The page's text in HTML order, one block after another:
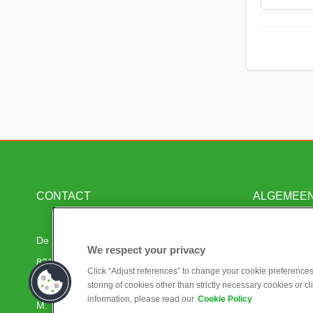
CONTACT
De Serpeling 120
8219 PZ Lelystad, Nederland
T. +31 (0)320 22 55 55
M.info.materieel@bam.com
ALGEMEEN
Algemene
We respect your privacy
Click “Adjust references” to change your cookie
storing of cookies other than strictly necessary cookies or
information, please read our Cookie Policy